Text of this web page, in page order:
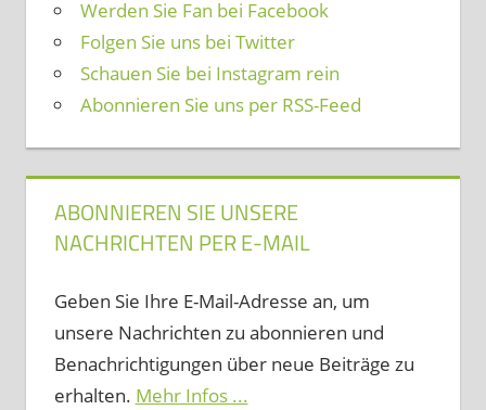
Werden Sie Fan bei Facebook
Folgen Sie uns bei Twitter
Schauen Sie bei Instagram rein
Abonnieren Sie uns per RSS-Feed
ABONNIEREN SIE UNSERE
NACHRICHTEN PER E-MAIL
Geben Sie Ihre E-Mail-Adresse an, um
unsere Nachrichten zu abonnieren und
Benachrichtigungen über neue Beiträge zu
erhalten. Mehr Infos ...